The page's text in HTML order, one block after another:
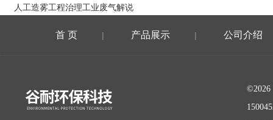
人工造雾工程治理工业废气解说
首 页 | 产品展示 | 公司介绍
©2026